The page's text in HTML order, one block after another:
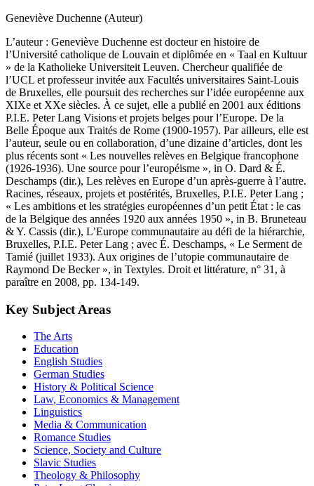
Geneviève Duchenne (Auteur)
L’auteur : Geneviève Duchenne est docteur en histoire de
l’Université catholique de Louvain et diplômée en « Taal en Kultuur
» de la Katholieke Universiteit Leuven. Chercheur qualifiée de
l’UCL et professeur invitée aux Facultés universitaires Saint-Louis
de Bruxelles, elle poursuit des recherches sur l’idée européenne aux
XIXe et XXe siècles. À ce sujet, elle a publié en 2001 aux éditions
P.I.E. Peter Lang Visions et projets belges pour l’Europe. De la
Belle Époque aux Traités de Rome (1900-1957). Par ailleurs, elle est
l’auteur, seule ou en collaboration, d’une dizaine d’articles, dont les
plus récents sont « Les nouvelles relèves en Belgique francophone
(1926-1936). Une source pour l’européisme », in O. Dard & É.
Deschamps (dir.), Les relèves en Europe d’un après-guerre à l’autre.
Racines, réseaux, projets et postérités, Bruxelles, P.I.E. Peter Lang ;
« Les ambitions et les stratégies européennes d’un petit État : le cas
de la Belgique des années 1920 aux années 1950 », in B. Bruneteau
& Y. Cassis (dir.), L’Europe communautaire au défi de la hiérarchie,
Bruxelles, P.I.E. Peter Lang ; avec É. Deschamps, « Le Serment de
Tamié (juillet 1933). Aux origines de l’utopie communautaire de
Raymond De Becker », in Textyles. Droit et littérature, n° 31, à
paraître en 2008, pp. 134-149.
Key Subject Areas
The Arts
Education
English Studies
German Studies
History & Political Science
Law, Economics & Management
Linguistics
Media & Communication
Romance Studies
Science, Society and Culture
Slavic Studies
Theology & Philosophy